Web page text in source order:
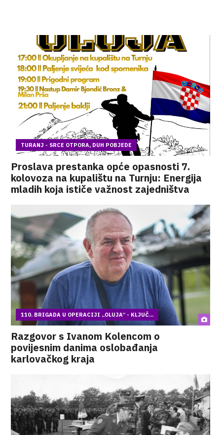
TURANJ - SRCE OTPORA, DUH POBJEDE
Proslava prestanka opće opasnosti 7.
kolovoza na kupalištu na Turnju: Energija
mladih koja ističe važnost zajedništva
110. BRIGADA U OPERACIJI „OLUJA“ - KLJUČ...
Razgovor s Ivanom Kolencom o
povijesnim danima oslobađanja
karlovačkog kraja